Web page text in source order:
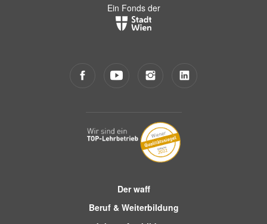
Ein Fonds der
Der waff
Beruf & Weiterbildung